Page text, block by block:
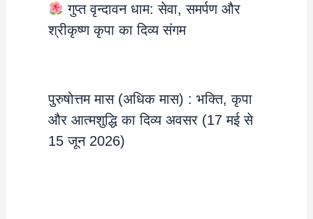
गुप्त वृन्दावन धाम: सेवा, समर्पण और
श्रीकृष्ण कृपा का दिव्य संगम
पुरुषोत्तम मास (अधिक मास) : भक्ति, कृपा
और आत्मशुद्धि का दिव्य अवसर (17 मई से
15 जून 2026)